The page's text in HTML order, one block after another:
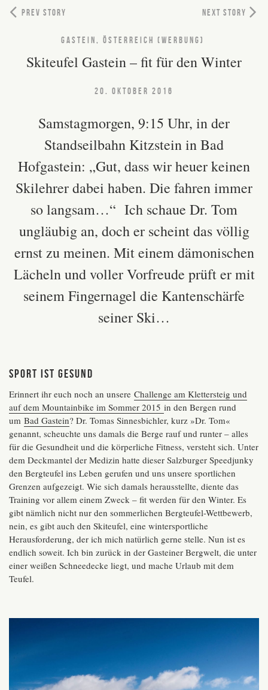
PREV STORY NEXT STORY
GASTEIN, ÖSTERREICH (WERBUNG)
Skiteufel Gastein – fit für den Winter
20. OKTOBER 2016
Samstagmorgen, 9:15 Uhr, in der
Standseilbahn Kitzstein in Bad
Hofgastein: „Gut, dass wir heuer keinen
Skilehrer dabei haben. Die fahren immer
so langsam…“ Ich schaue Dr. Tom
ungläubig an, doch er scheint das völlig
ernst zu meinen. Mit einem dämonischen
Lächeln und voller Vorfreude prüft er mit
seinem Fingernagel die Kantenschärfe
seiner Ski…
SPORT IST GESUND
Erinnert ihr euch noch an unsere Challenge am Klettersteig und
auf dem Mountainbike im Sommer 2015 in den Bergen rund
um Bad Gastein? Dr. Tomas Sinnesbichler, kurz »Dr. Tom«
genannt, scheuchte uns damals die Berge rauf und runter – alles
für die Gesundheit und die körperliche Fitness, versteht sich. Unter
dem Deckmantel der Medizin hatte dieser Salzburger Speedjunky
den Bergteufel ins Leben gerufen und uns unsere sportlichen
Grenzen aufgezeigt. Wie sich damals herausstellte, diente das
Training vor allem einem Zweck – fit werden für den Winter. Es
gibt nämlich nicht nur den sommerlichen Bergteufel-Wettbewerb,
nein, es gibt auch den Skiteufel, eine wintersportliche
Herausforderung, der ich mich natürlich gerne stelle. Nun ist es
endlich soweit. Ich bin zurück in der Gasteiner Bergwelt, die unter
einer weißen Schneedecke liegt, und mache Urlaub mit dem
Teufel.